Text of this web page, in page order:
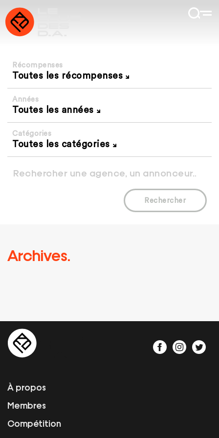
Récompenses
Toutes les récompenses
Années
Toutes les années
Catégories
Toutes les catégories
Rechercher
Archives.
À propos
Membres
Compétition